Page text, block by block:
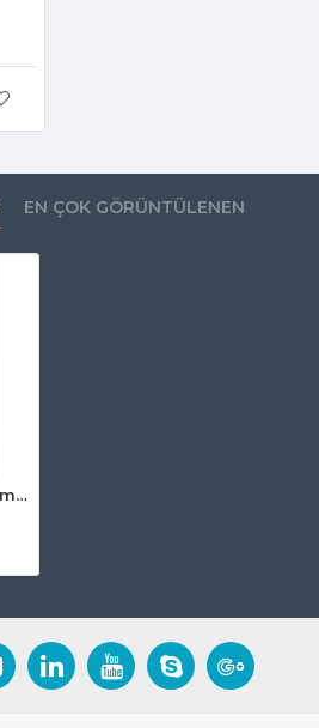
EN ÇOK GÖRÜNTÜLENEN
Fileli Boyalı Alüminyum Harf Ledli